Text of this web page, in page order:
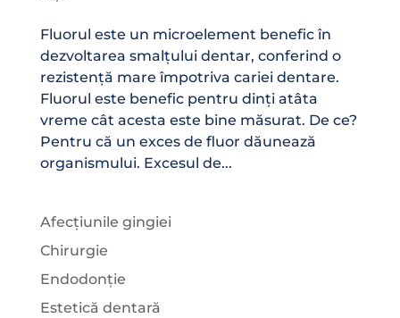
Fluorul este un microelement benefic în
dezvoltarea smalțului dentar, conferind o
rezistență mare împotriva cariei dentare.
Fluorul este benefic pentru dinți atâta
vreme cât acesta este bine măsurat. De ce?
Pentru că un exces de fluor dăunează
organismului. Excesul de...
Afecțiunile gingiei
Chirurgie
Endodonție
Estetică dentară